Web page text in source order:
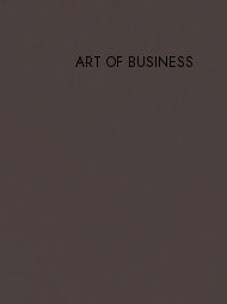
ART OF BUSINESS